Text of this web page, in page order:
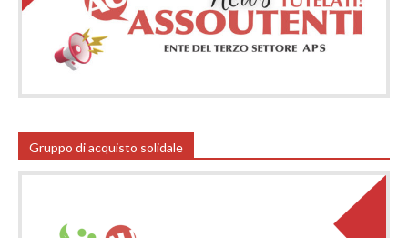
Gruppo di acquisto solidale